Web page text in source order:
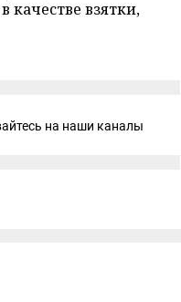
качестве взятки,
на наши каналы